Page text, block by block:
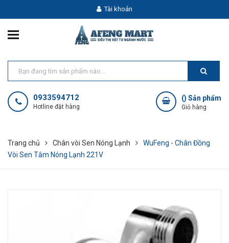
Tài khoản
0933594712
Hotline đặt hàng
() Sản phẩm
Giỏ hàng
Trang chủ Chân vòi Sen Nóng Lạnh
WuFeng - Chân Đồng
Vòi Sen Tắm Nóng Lạnh 221V